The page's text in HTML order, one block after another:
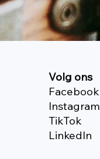
Volg ons
Facebook
Instagram
TikTok
Linkedln